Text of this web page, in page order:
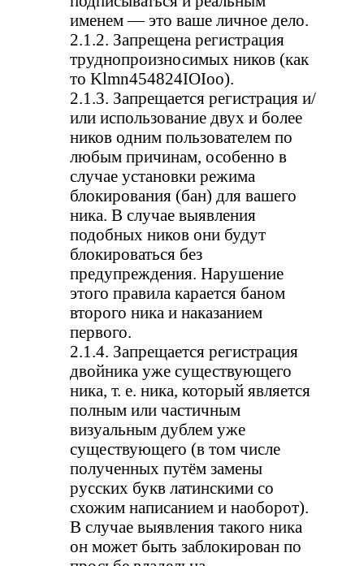
именем — это ваше личное дело.
2.1.2. Запрещена регистрация
труднопроизносимых ников (как
то Klmn454824IOIoo).
2.1.3. Запрещается регистрация и/
или использование двух и более
ников одним пользователем по
любым причинам, особенно в
случае установки режима
блокирования (бан) для вашего
ника. В случае выявления
подобных ников они будут
блокироваться без
предупреждения. Нарушение
этого правила карается баном
второго ника и наказанием
первого.
2.1.4. Запрещается регистрация
двойника уже существующего
ника, т. е. ника, который является
полным или частичным
визуальным дублем уже
существующего (в том числе
полученных путём замены
русских букв латинскими со
схожим написанием и наоборот).
В случае выявления такого ника
он может быть заблокирован по